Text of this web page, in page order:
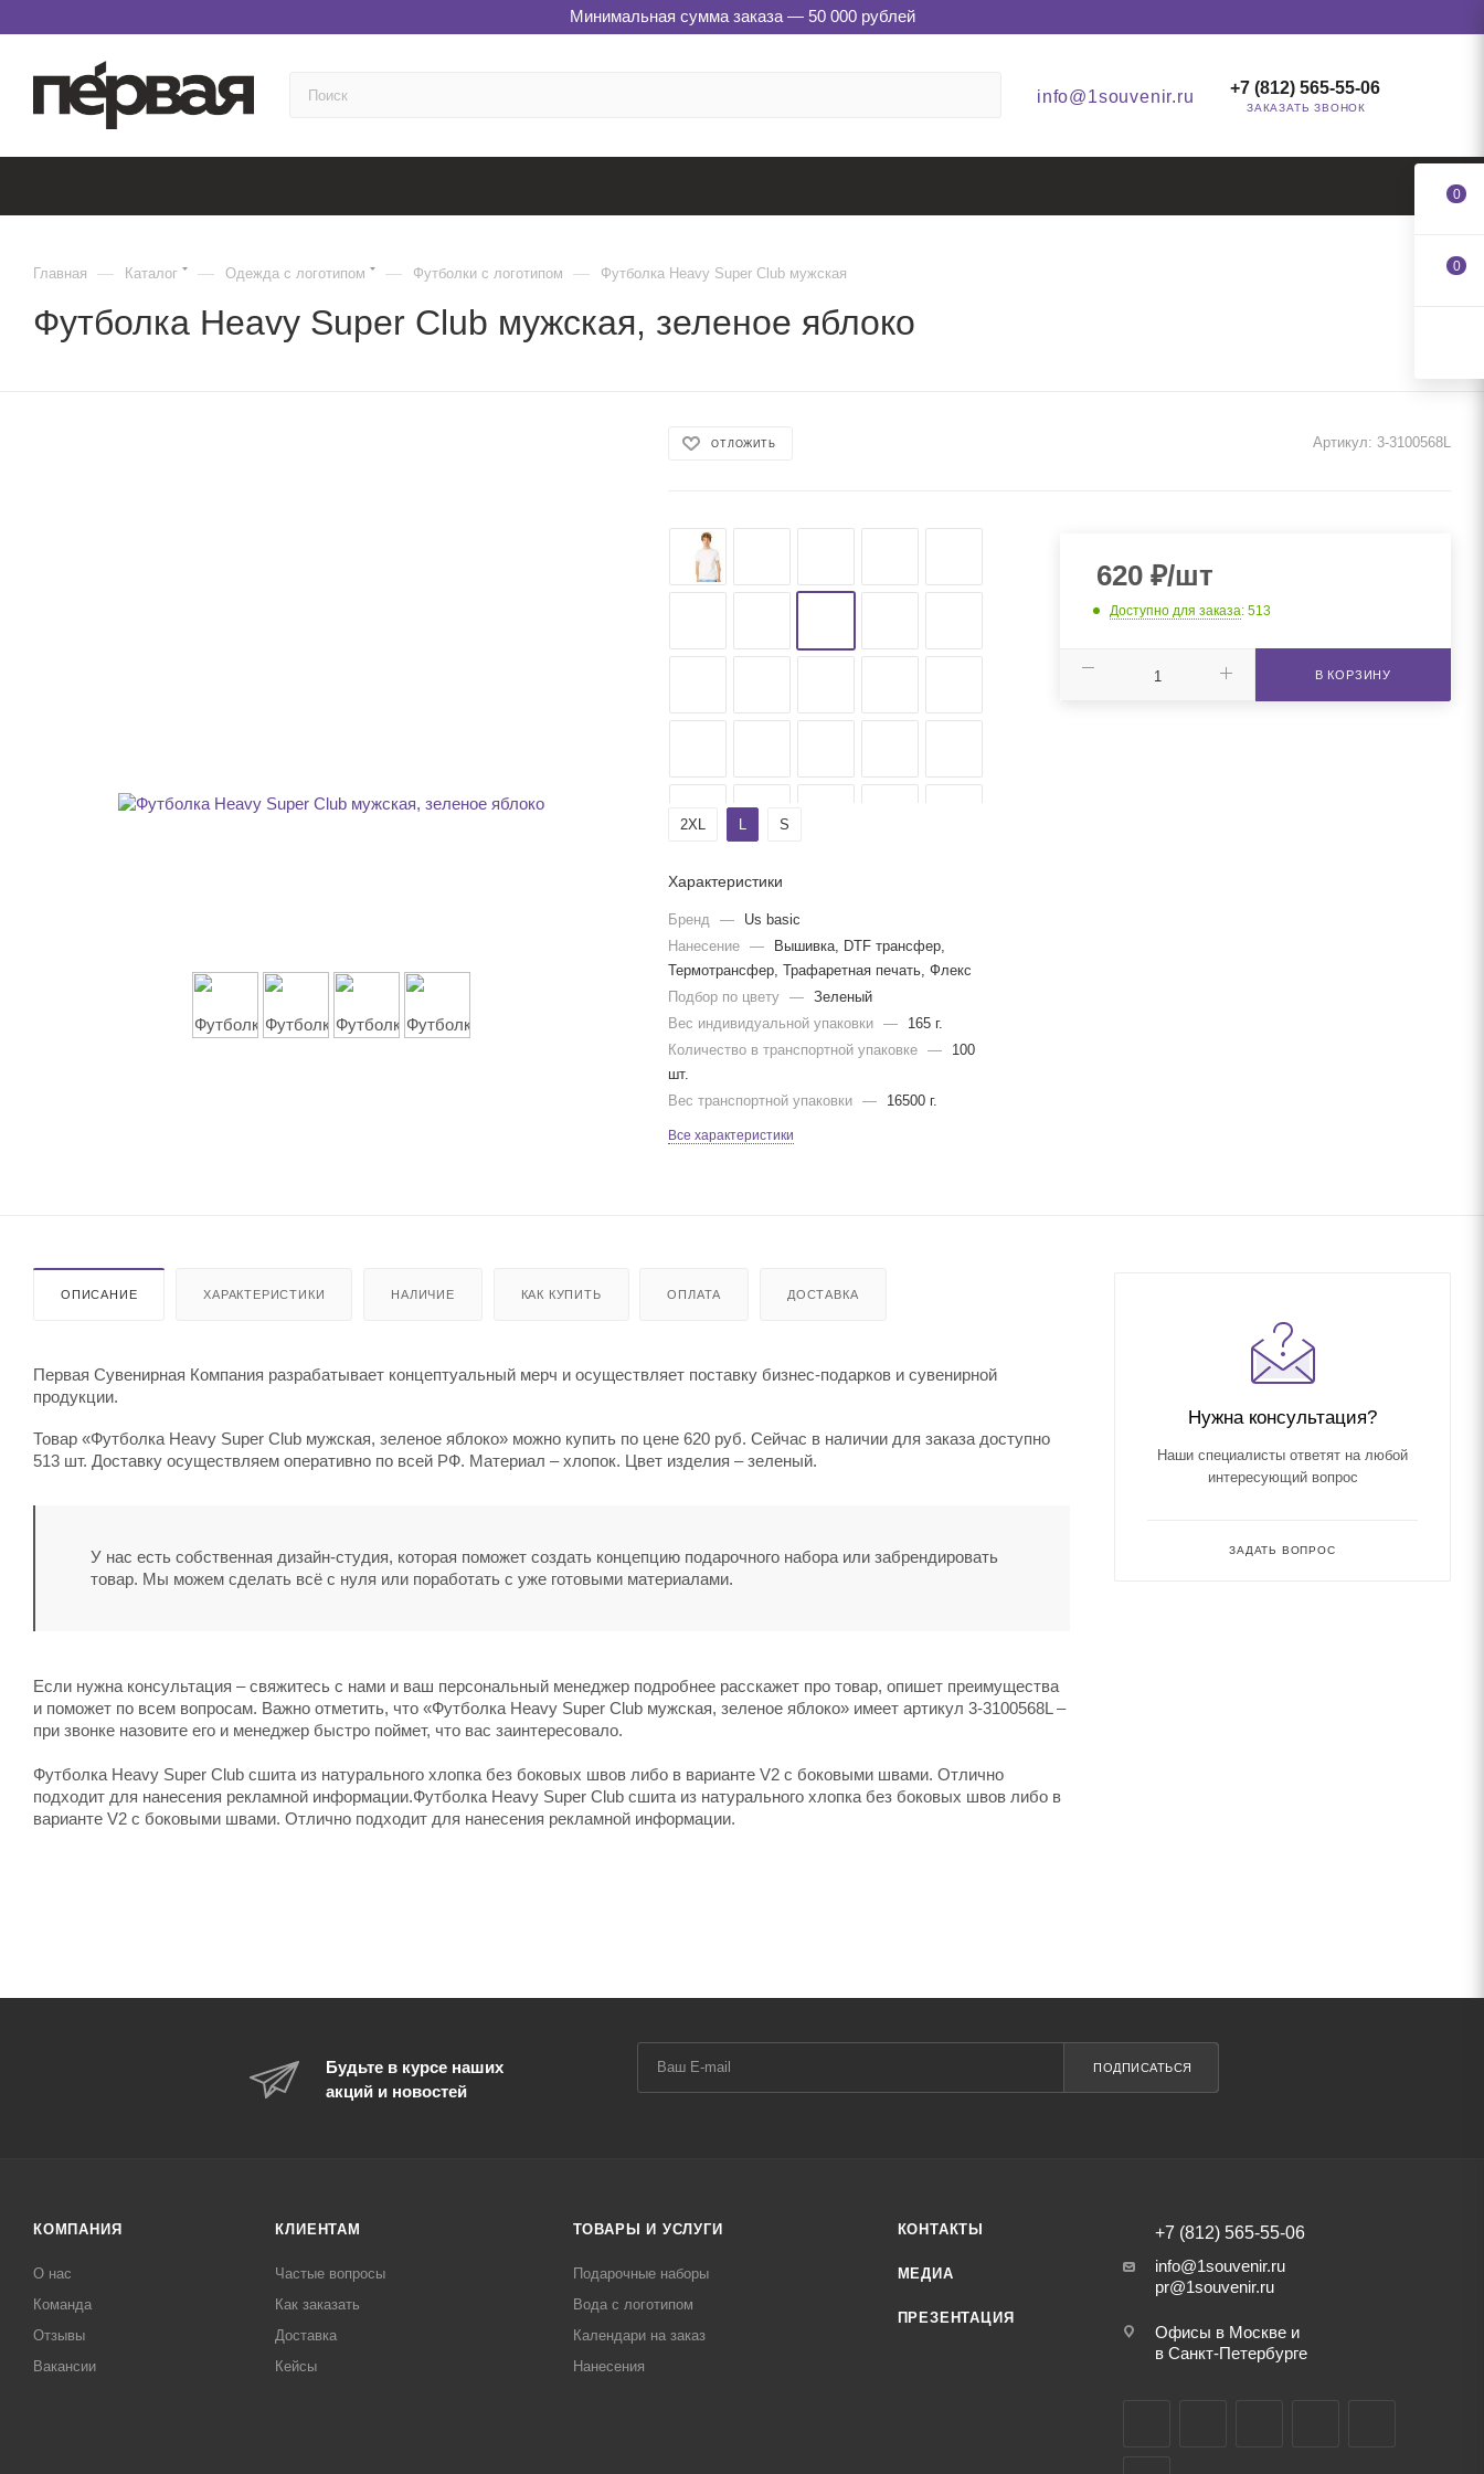
Минимальная сумма заказа — 50 000 рублей
info@1souvenir.ru +7 (812) 565-55-06
ЗАКАЗАТЬ ЗВОНОК
Главная — Каталог — Одежда с логотипом — Футболки с логотипом — Футболка Heavy Super Club мужская
Футболка Heavy Super Club мужская, зеленое яблоко
ОТЛОЖИТЬ Артикул: 3-3100568L
2XL L S
Характеристики
Бренд —
Us basic
Нанесение
—
Вышивка, DTF трансфер,
Термотрансфер, Трафаретная печать, Флекс
Подбор по цвету
—
Зеленый
Вес индивидуальной упаковки
—
165 г.
Количество в транспортной упаковке
—
100
шт.
Вес транспортной упаковки
— 16500 г.
Все характеристики
620₽/шт
Доступно для заказа: 513
В КОРЗИНУ
ОПИСАНИЕ ХАРАКТЕРИСТИКИ НАЛИЧИЕ КАК КУПИТЬ ОПЛАТА ДОСТАВКА
Первая Сувенирная Компания разрабатывает концептуальный мерч и осуществляет поставку бизнес-подарков и сувенирной
продукции.
Товар «Футболка Heavy Super Club мужская, зеленое яблоко» можно купить по цене 620 руб. Сейчас в наличии для заказа доступно
513 шт. Доставку осуществляем оперативно по всей РФ. Материал – хлопок. Цвет изделия – зеленый.
У нас есть собственная дизайн-студия, которая поможет создать концепцию подарочного набора или забрендировать
товар. Мы можем сделать всё с нуля или поработать с уже готовыми материалами.
Если нужна консультация – свяжитесь с нами и ваш персональный менеджер подробнее расскажет про товар, опишет преимущества
и поможет по всем вопросам. Важно отметить, что «Футболка Heavy Super Club мужская, зеленое яблоко» имеет артикул 3-3100568L –
при звонке назовите его и менеджер быстро поймет, что вас заинтересовало.
Футболка Heavy Super Club сшита из натурального хлопка без боковых швов либо в варианте V2 с боковыми швами. Отлично
подходит для нанесения рекламной информации.Футболка Heavy Super Club сшита из натурального хлопка без боковых швов либо в
варианте V2 с боковыми швами. Отлично подходит для нанесения рекламной информации.
Нужна консультация?
Наши специалисты ответят на любой
интересующий вопрос
ЗАДАТЬ ВОПРОС
Будьте в курсе наших
акций и новостей
ПОДПИСАТЬСЯ
КОМПАНИЯ
О нас
Команда
Отзывы
Вакансии
КЛИЕНТАМ
Частые вопросы
Как заказать
Доставка
Кейсы
ТОВАРЫ И УСЛУГИ
Подарочные наборы
Вода с логотипом
Календари на заказ
Нанесения
КОНТАКТЫ
МЕДИА
ПРЕЗЕНТАЦИЯ
+7 (812) 565-55-06
info@1souvenir.ru
pr@1souvenir.ru
Офисы в Москве и
в Санкт-Петербурге
0
0